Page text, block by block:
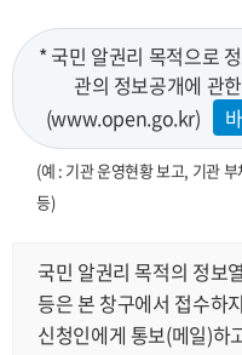
* 국민 알권리 목적으로
관의 정보공개에 관
(www.open.go.kr)
(예 : 기관 운영현황 보고, 기관
등)
국민 알권리 목적의 정보
등은 본 창구에서 접수하
신청인에게 통보(메일)하